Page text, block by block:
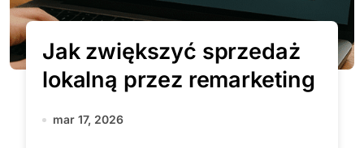
Jak zwiększyć sprzedaż
lokalną przez remarketing
mar 17, 2026